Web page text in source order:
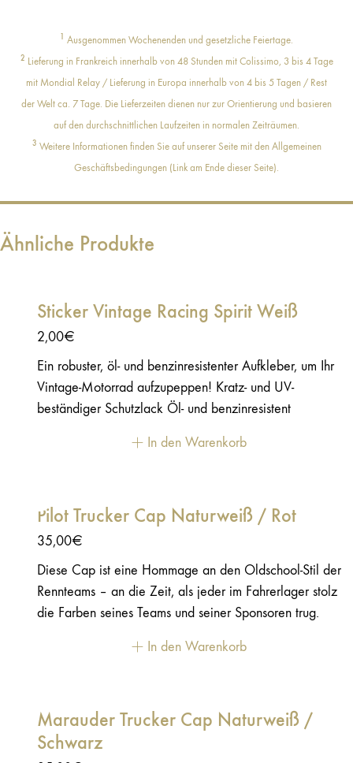
Ausgenommen Wochenenden und gesetzliche Feiertage.
2 Lieferung in Frankreich innerhalb von 48 Stunden mit Colissimo, 3 bis 4 Tage
mit Mondial Relay / Lieferung in Europa innerhalb von 4 bis 5 Tagen / Rest
der Welt ca. 7 Tage. Die Lieferzeiten dienen nur zur Orientierung und basieren
auf den durchschnittlichen Laufzeiten in normalen Zeiträumen.
3 Weitere Informationen finden Sie auf unserer Seite mit den Allgemeinen
Geschäftsbedingungen (Link am Ende dieser Seite).
Ähnliche Produkte
Sticker Vintage Racing Spirit Weiß
2,00€
Ein robuster, öl- und benzinresistenter Aufkleber, um Ihr
Vintage-Motorrad aufzupeppen! Kratz- und UV-
beständiger Schutzlack Öl- und benzinresistent
In den Warenkorb
Pilot Trucker Cap Naturweiß / Rot
35,00€
Diese Cap ist eine Hommage an den Oldschool-Stil der
Rennteams – an die Zeit, als jeder im Fahrerlager stolz
die Farben seines Teams und seiner Sponsoren trug.
In den Warenkorb
Marauder Trucker Cap Naturweiß /
Schwarz